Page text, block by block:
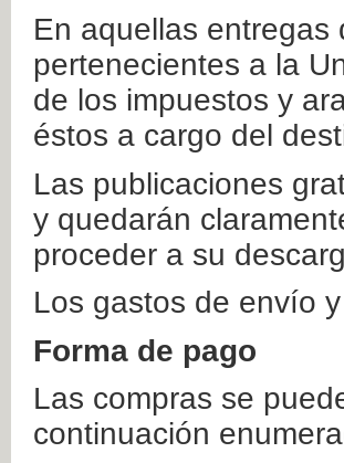
En aquellas
pertenecientes a la
de los impuestos y
éstos a cargo del
Las publicaciones
y quedarán
proceder a su
Los gastos de envío
Forma de pago
Las compras se
continuación